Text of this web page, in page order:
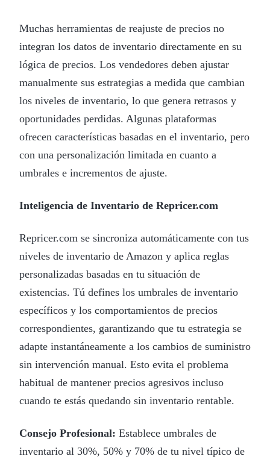
Muchas herramientas de reajuste de precios no
integran los datos de inventario directamente en su
lógica de precios. Los vendedores deben ajustar
manualmente sus estrategias a medida que cambian
los niveles de inventario, lo que genera retrasos y
oportunidades perdidas. Algunas plataformas
ofrecen características basadas en el inventario, pero
con una personalización limitada en cuanto a
umbrales e incrementos de ajuste.
Inteligencia de Inventario de Repricer.com
Repricer.com se sincroniza automáticamente con tus
niveles de inventario de Amazon y aplica reglas
personalizadas basadas en tu situación de
existencias. Tú defines los umbrales de inventario
específicos y los comportamientos de precios
correspondientes, garantizando que tu estrategia se
adapte instantáneamente a los cambios de suministro
sin intervención manual. Esto evita el problema
habitual de mantener precios agresivos incluso
cuando te estás quedando sin inventario rentable.
Consejo Profesional: Establece umbrales de
inventario al 30%, 50% y 70% de tu nivel típico de